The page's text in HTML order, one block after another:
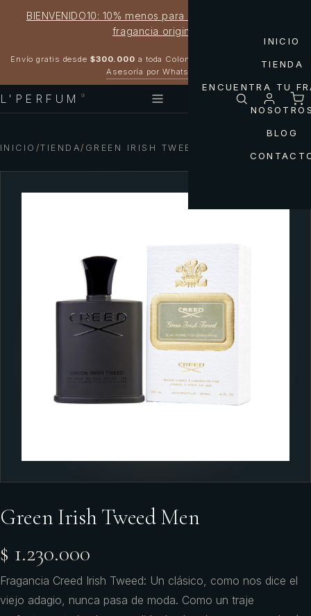
BIENVENIDO10: 10% menos para estrenar tu próxima
fragancia original
Envío gratis desde $300.000 a toda Colombia
Asesoría por WhatsApp
L'PERFUM ®
INICIO
TIENDA
ENCUENTRA TU
BLOG
INICIO /TIENDA/ GREEN IRISH TWEED MEN
Green Irish Tweed Men
$ 1.230.000
Fragancia Creed Irish Tweed: Un clásico, como nos dice el
viejo adagio, nunca pasa de moda. Como un traje